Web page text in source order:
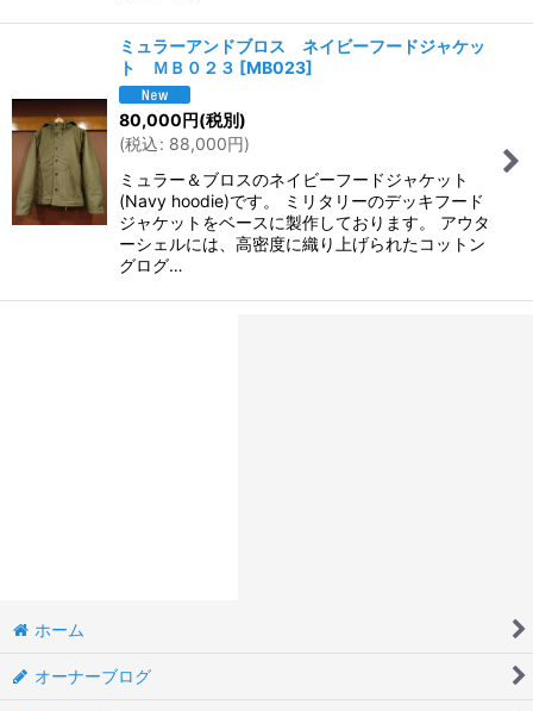
ミュラーアンドブロス ネイビーフードジャケッ
ト ＭＢ０２３ [MB023]
80,000円(税別)
(税込: 88,000円)
ミュラー＆ブロスのネイビーフードジャケット
(Navy hoodie)です。 ミリタリーのデッキフード
ジャケットをベースに製作しております。 アウタ
ーシェルには、高密度に織り上げられたコットン
グログ…
ホーム
オーナーブログ